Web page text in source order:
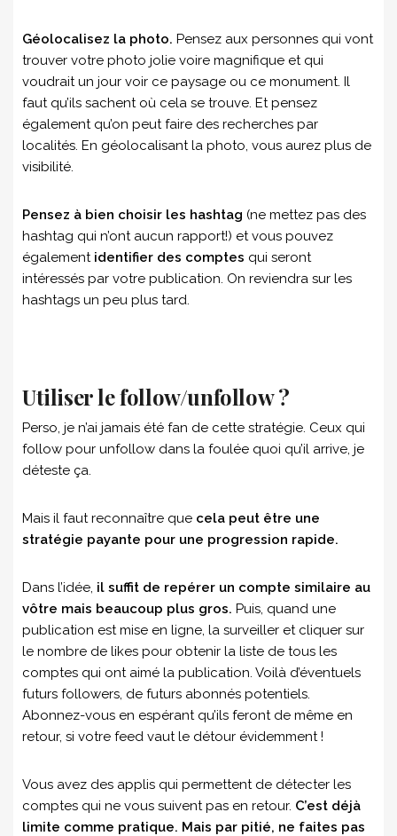
Géolocalisez la photo. Pensez aux personnes qui vont
trouver votre photo jolie voire magnifique et qui
voudrait un jour voir ce paysage ou ce monument. Il
faut qu’ils sachent où cela se trouve. Et pensez
également qu’on peut faire des recherches par
localités. En géolocalisant la photo, vous aurez plus de
visibilité.
Pensez à bien choisir les hashtag (ne mettez pas des
hashtag qui n’ont aucun rapport!) et vous pouvez
également identifier des comptes qui seront
intéressés par votre publication. On reviendra sur les
hashtags un peu plus tard.
Utiliser le follow/unfollow ?
Perso, je n’ai jamais été fan de cette stratégie. Ceux qui
follow pour unfollow dans la foulée quoi qu’il arrive, je
déteste ça.
Mais il faut reconnaître que cela peut être une
stratégie payante pour une progression rapide.
Dans l’idée, il suffit de repérer un compte similaire au
vôtre mais beaucoup plus gros. Puis, quand une
publication est mise en ligne, la surveiller et cliquer sur
le nombre de likes pour obtenir la liste de tous les
comptes qui ont aimé la publication. Voilà d’éventuels
futurs followers, de futurs abonnés potentiels.
Abonnez-vous en espérant qu’ils feront de même en
retour, si votre feed vaut le détour évidemment !
Vous avez des applis qui permettent de détecter les
comptes qui ne vous suivent pas en retour. C’est déjà
limite comme pratique. Mais par pitié, ne faites pas